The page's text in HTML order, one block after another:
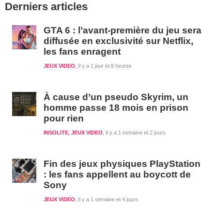
latérale
Derniers articles
GTA 6 : l’avant-première du jeu sera
diffusée en exclusivité sur Netflix,
les fans enragent
Il y a 1 jour et 8 heures
JEUX VIDEO
À cause d’un pseudo Skyrim, un
homme passe 18 mois en prison
pour rien
Il y a 1 semaine et 2 jours
INSOLITE, JEUX VIDEO
Fin des jeux physiques PlayStation
: les fans appellent au boycott de
Sony
Il y a 1 semaine et 4 jours
JEUX VIDEO